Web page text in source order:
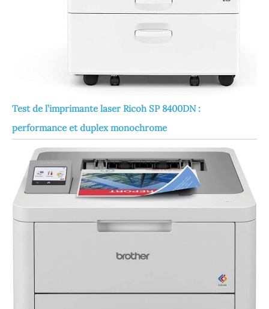
Test de l’imprimante laser Ricoh SP 8400DN :
performance et duplex monochrome